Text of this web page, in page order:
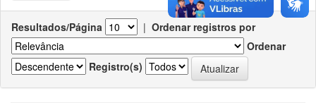
Resultados/Página | Ordenar registros por
Ordenar
Registro(s)